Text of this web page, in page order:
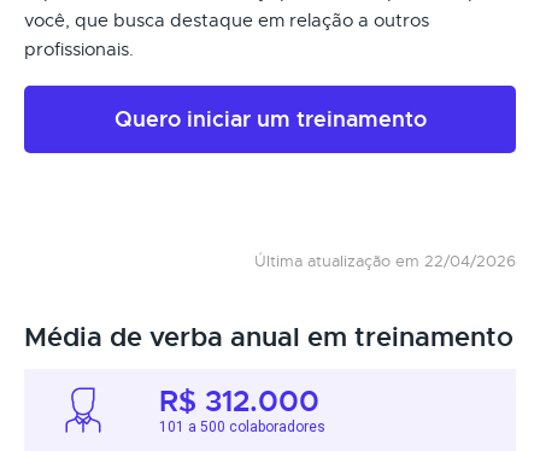
você, que busca destaque em relação a outros
profissionais.
Quero iniciar um treinamento
Última atualização em 22/04/2026
Média de verba anual em treinamento
R$ 312.000
101 a 500 colaboradores